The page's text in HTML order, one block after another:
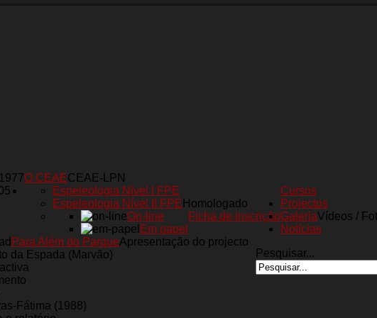
O CEAECEAE-LPN
Cursos
Espeleologia Nível I FPE
Espeleologia Nível II FPE Homologado
Ficha de inscrição
On-line
Em papel
Projectos
Para Além do ParqueApresentação do projecto
da Espada (Marvão)
Fátima (1988)
GaleriaVídeos /
Notícias
Pesquisar...